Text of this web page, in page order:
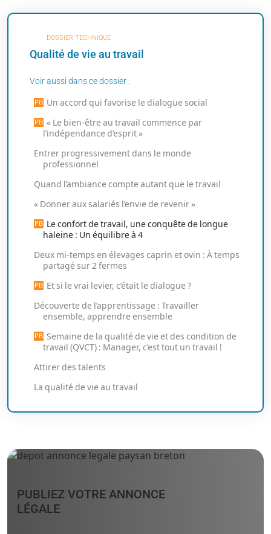
DOSSIER TECHNIQUE
Qualité de vie au travail
Voir aussi dans ce dossier :
Un accord qui favorise le dialogue social
« Le bien-être au travail commence par
l’indépendance d’esprit »
Entrer progressivement dans le monde
professionnel
Quand l’ambiance compte autant que le travail​​​​​​​
« Donner aux salariés l’envie de revenir »
Le confort de travail, une conquête de longue
haleine : Un équilibre à 4
Deux mi-temps en élevages caprin et ovin : À temps
partagé sur 2 fermes
Et si le vrai levier, c’était le dialogue ?
Découverte de l’apprentissage : Travailler
ensemble, apprendre ensemble
Semaine de la qualité de vie et des condition de
travail (QVCT) : Manager, c’est tout un travail !
Attirer des talents
La qualité de vie au travail
PUBLIEZ VOTRE ANNONCE
LÉGALE